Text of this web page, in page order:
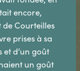
encore,
Courteilles
prises à sa
et d’un goût
un goût